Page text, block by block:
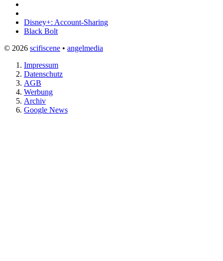
Disney+: Account-Sharing
Black Bolt
© 2026 scifiscene • angelmedia
Impressum
Datenschutz
AGB
Werbung
Archiv
Google News